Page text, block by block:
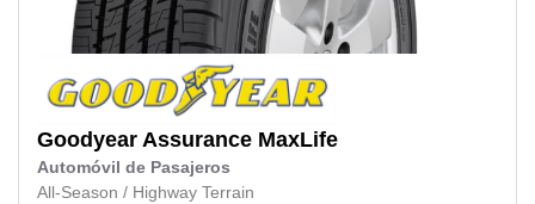
Goodyear Assurance MaxLife
Automóvil de Pasajeros
All-Season / Highway Terrain